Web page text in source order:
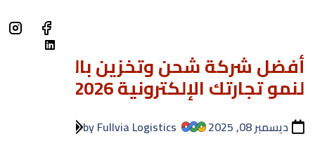
أفضل شركة شحن وتخزين بالرياض
لنمو تجارتك الإلكترونية 2026؟
ديسمبر 08, 2025 by Fullvia Logistics